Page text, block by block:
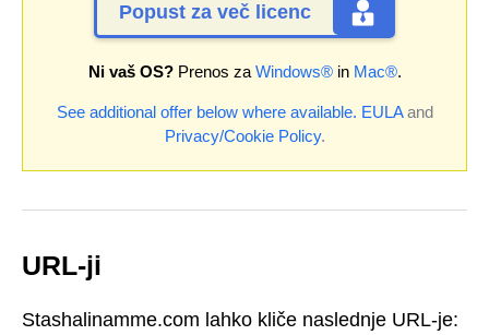
Popust za več licenc
Ni vaš OS?Prenos za Windows®in Mac®.
See additional offer below where available. EULAand
Privacy/Cookie Policy.
URL-ji
Stashalinamme.com lahko kliče naslednje URL-je: